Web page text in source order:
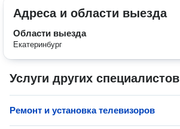
Адреса и области выезда
Области выезда
Екатеринбург
Услуги других специалистов
Ремонт и установка телевизоров